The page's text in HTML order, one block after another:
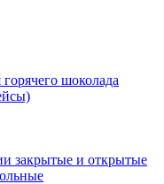
шоколада
закрытые и открытые